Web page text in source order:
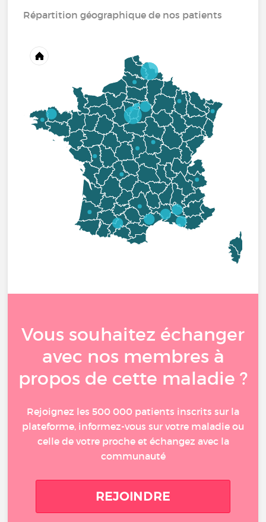
Répartition géographique de nos patients
Vous souhaitez échanger
avec nos membres à
propos de cette maladie ?
Rejoignez les 500 000 patients inscrits sur la
plateforme, informez-vous sur votre maladie ou
celle de votre proche et échangez avec la
communauté
REJOINDRE